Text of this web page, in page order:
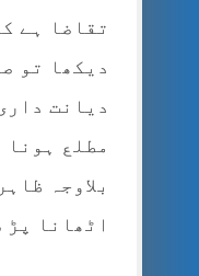
تقاضا ہے
دیکھا تو
دیانت
مطلع
بلاوجہ
اٹھانا پڑ